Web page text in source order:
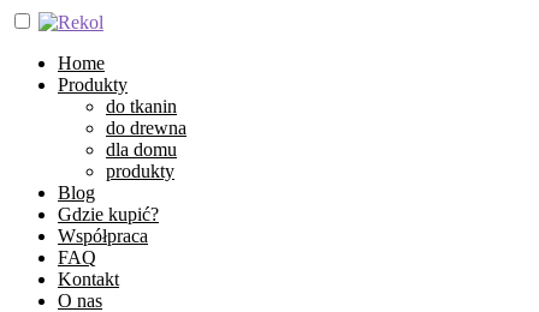
Home
Produkty
do tkanin
do drewna
dla domu
produkty
Blog
Gdzie kupić?
Współpraca
FAQ
Kontakt
O nas